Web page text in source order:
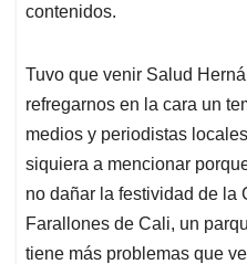
contenidos.
Tuvo que venir Salud
refregarnos en la cara un
medios y periodistas
siquiera a mencionar
no dañar la festividad de la
Farallones de Cali, un
tiene más problemas que